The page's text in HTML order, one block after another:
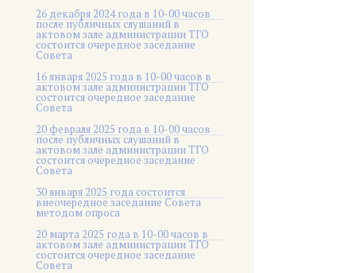
26 декабря 2024 года в 10-00 часов
после публичных слушаний в
актовом зале администрации ТГО
состоится очередное заседание
Совета
16 января 2025 года в 10-00 часов в
актовом зале администрации ТГО
состоится очередное заседание
Совета
20 февраля 2025 года в 10-00 часов
после публичных слушаний в
актовом зале администрации ТГО
состоится очередное заседание
Совета
30 января 2025 года состоится
внеочередное заседание Совета
методом опроса
20 марта 2025 года в 10-00 часов в
актовом зале администрации ТГО
состоится очередное заседание
Совета